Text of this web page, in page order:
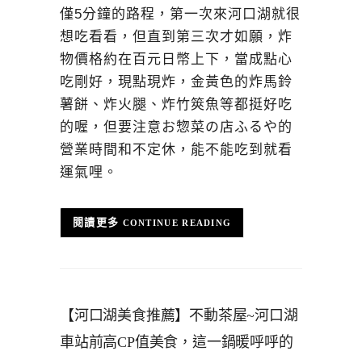
僅5分鐘的路程，第一次來河口湖就很
想吃看看，但直到第三次才如願，炸
物價格約在百元日幣上下，當成點心
吃剛好，現點現炸，金黃色的炸馬鈴
薯餅、炸火腿、炸竹筴魚等都挺好吃
的喔，但要注意お惣菜の店ふるや的
營業時間和不定休，能不能吃到就看
運氣哩。
CONTINUE READING
【河口湖美食推薦】不動茶屋~河口湖
車站前高CP值美食，這一鍋暖呼呼的